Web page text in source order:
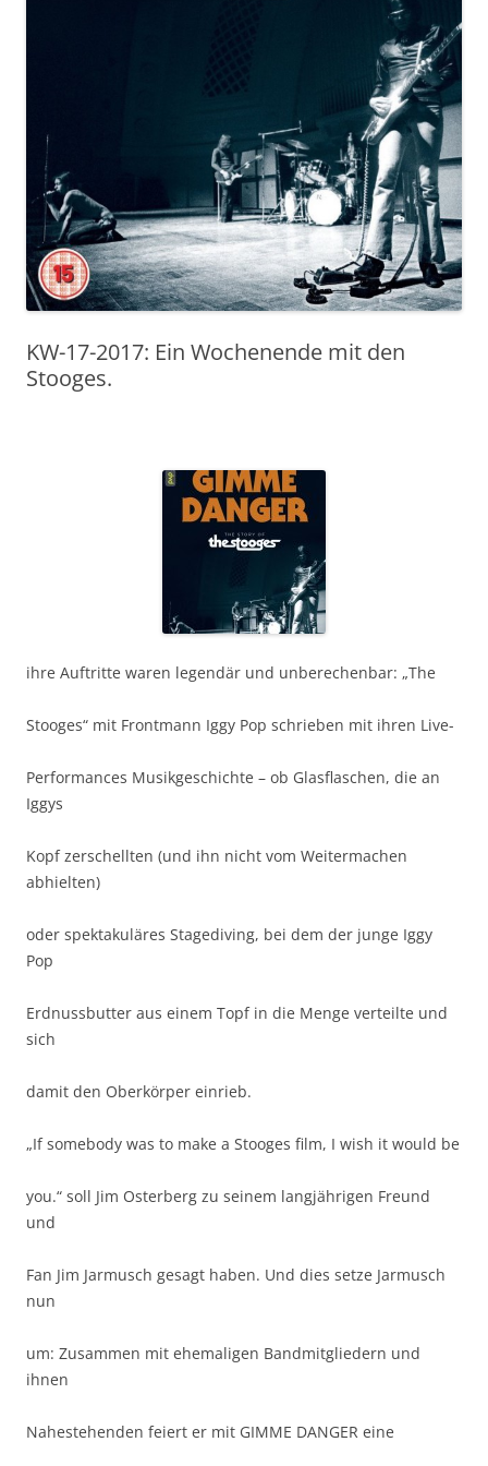
KW-17-2017: Ein Wochenende mit den
Stooges.
ihre Auftritte waren legendär und unberechenbar: „The
Stooges“ mit Frontmann Iggy Pop schrieben mit ihren Live-
Performances Musikgeschichte – ob Glasflaschen, die an
Iggys
Kopf zerschellten (und ihn nicht vom Weitermachen
abhielten)
oder spektakuläres Stagediving, bei dem der junge Iggy
Pop
Erdnussbutter aus einem Topf in die Menge verteilte und
sich
damit den Oberkörper einrieb.
„If somebody was to make a Stooges film, I wish it would be
you.“ soll Jim Osterberg zu seinem langjährigen Freund
und
Fan Jim Jarmusch gesagt haben. Und dies setze Jarmusch
nun
um: Zusammen mit ehemaligen Bandmitgliedern und
ihnen
Nahestehenden feiert er mit GIMME DANGER eine